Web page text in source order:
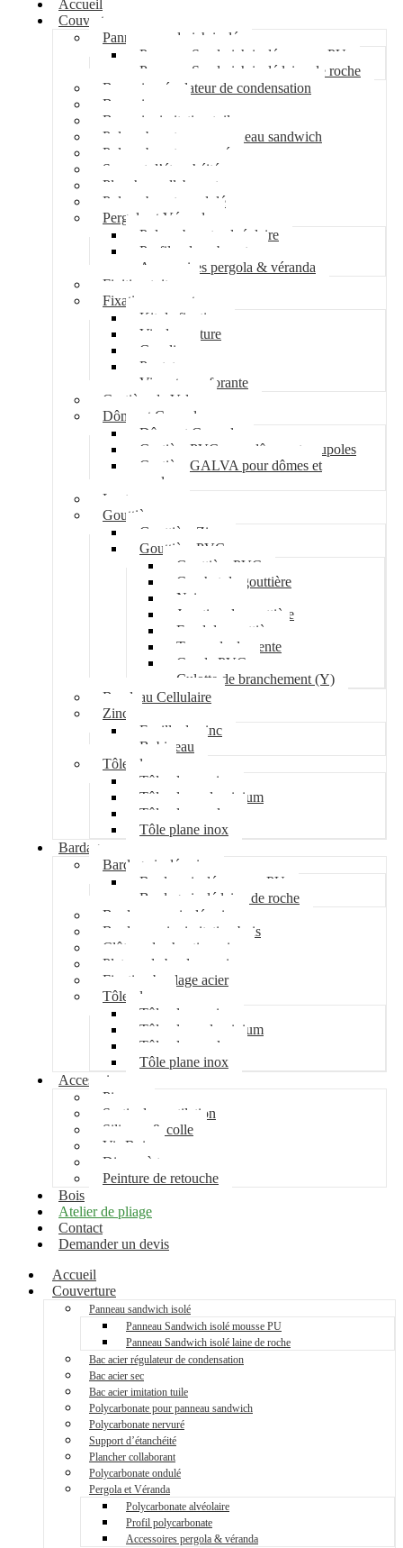
Accueil
Couverture
Panneau sandwich isolé
Panneau Sandwich isolé mousse PU
Panneau Sandwich isolé laine de roche
Bac acier régulateur de condensation
Bac acier sec
Bac acier imitation tuile
Polycarbonate pour panneau sandwich
Polycarbonate nervuré
Support d’étanchéité
Plancher collaborant
Polycarbonate ondulé
Pergola et Véranda
Polycarbonate alvéolaire
Profil polycarbonate
Accessoires pergola & véranda
Finition toiture
Fixation couverture
Kit de fixation
Vis de couture
Cavalier
Pontet
Vis auto-perforante
Costière de Velux
Dôme et Coupole
Dôme et Coupole
Costière PVC pour dômes et coupoles
Costière GALVA pour dômes et
coupoles
Lanterneau
Gouttière
Gouttière Zinc
Gouttière PVC
Gouttière PVC
Crochet de gouttière
Naissance
Jonction de gouttière
Fond de gouttière
Tuyau de descente
Coude PVC
Culotte de branchement (Y)
Bandeau Cellulaire
Zinc
Feuille de zinc
Bobineau
Tôle plane
Tôle plane acier
Tôle plane aluminium
Tôle plane galva
Tôle plane inox
Bardage
Bardage isolé acier
Bardage isolé mousse PU
Bardage isolé laine de roche
Bardage non isolé acier
Bardage acier imitation bois
Clôture de chantier acier
Plateau de bardage acier
Fixation bardage acier
Tôle plane
Tôle plane acier
Tôle plane aluminium
Tôle plane galva
Tôle plane inox
Accessoires
Pipeco
Sortie de ventilation
Silicone & colle
Vis Bois
Disque à tronçonner
Peinture de retouche
Bois
Atelier de pliage
Contact
Demander un devis
Accueil
Couverture
Panneau sandwich isolé
Panneau Sandwich isolé mousse PU
Panneau Sandwich isolé laine de roche
Bac acier régulateur de condensation
Bac acier sec
Bac acier imitation tuile
Polycarbonate pour panneau sandwich
Polycarbonate nervuré
Support d’étanchéité
Plancher collaborant
Polycarbonate ondulé
Pergola et Véranda
Polycarbonate alvéolaire
Profil polycarbonate
Accessoires pergola & véranda